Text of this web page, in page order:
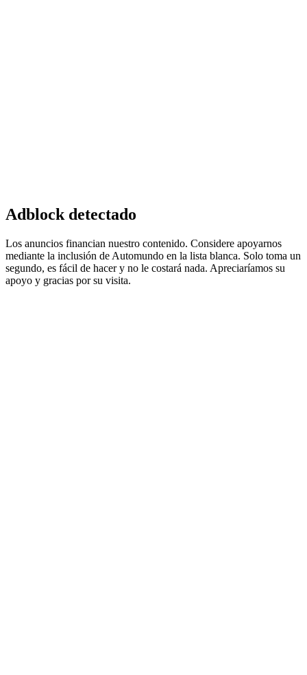
Adblock detectado
Los anuncios financian nuestro contenido. Considere apoyarnos
mediante la inclusión de Automundo en la lista blanca. Solo toma un
segundo, es fácil de hacer y no le costará nada. Apreciaríamos su
apoyo y gracias por su visita.